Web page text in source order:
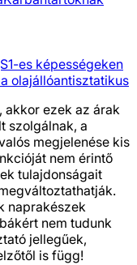
es képességeken
olajállóantisztatikus
akkor ezek az árak
szolgálnak, a
megjelenése kis
nem érintő
tulajdonságait
naprakészek
nem tudunk
jellegűek,
is függ!